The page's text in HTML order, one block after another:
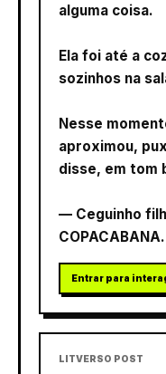
alguma coisa.
Ela foi até a
sozinhos na
Nesse
aproximou,
disse, em tom
— Ceguinho
Entrar para
LITVERSO POST